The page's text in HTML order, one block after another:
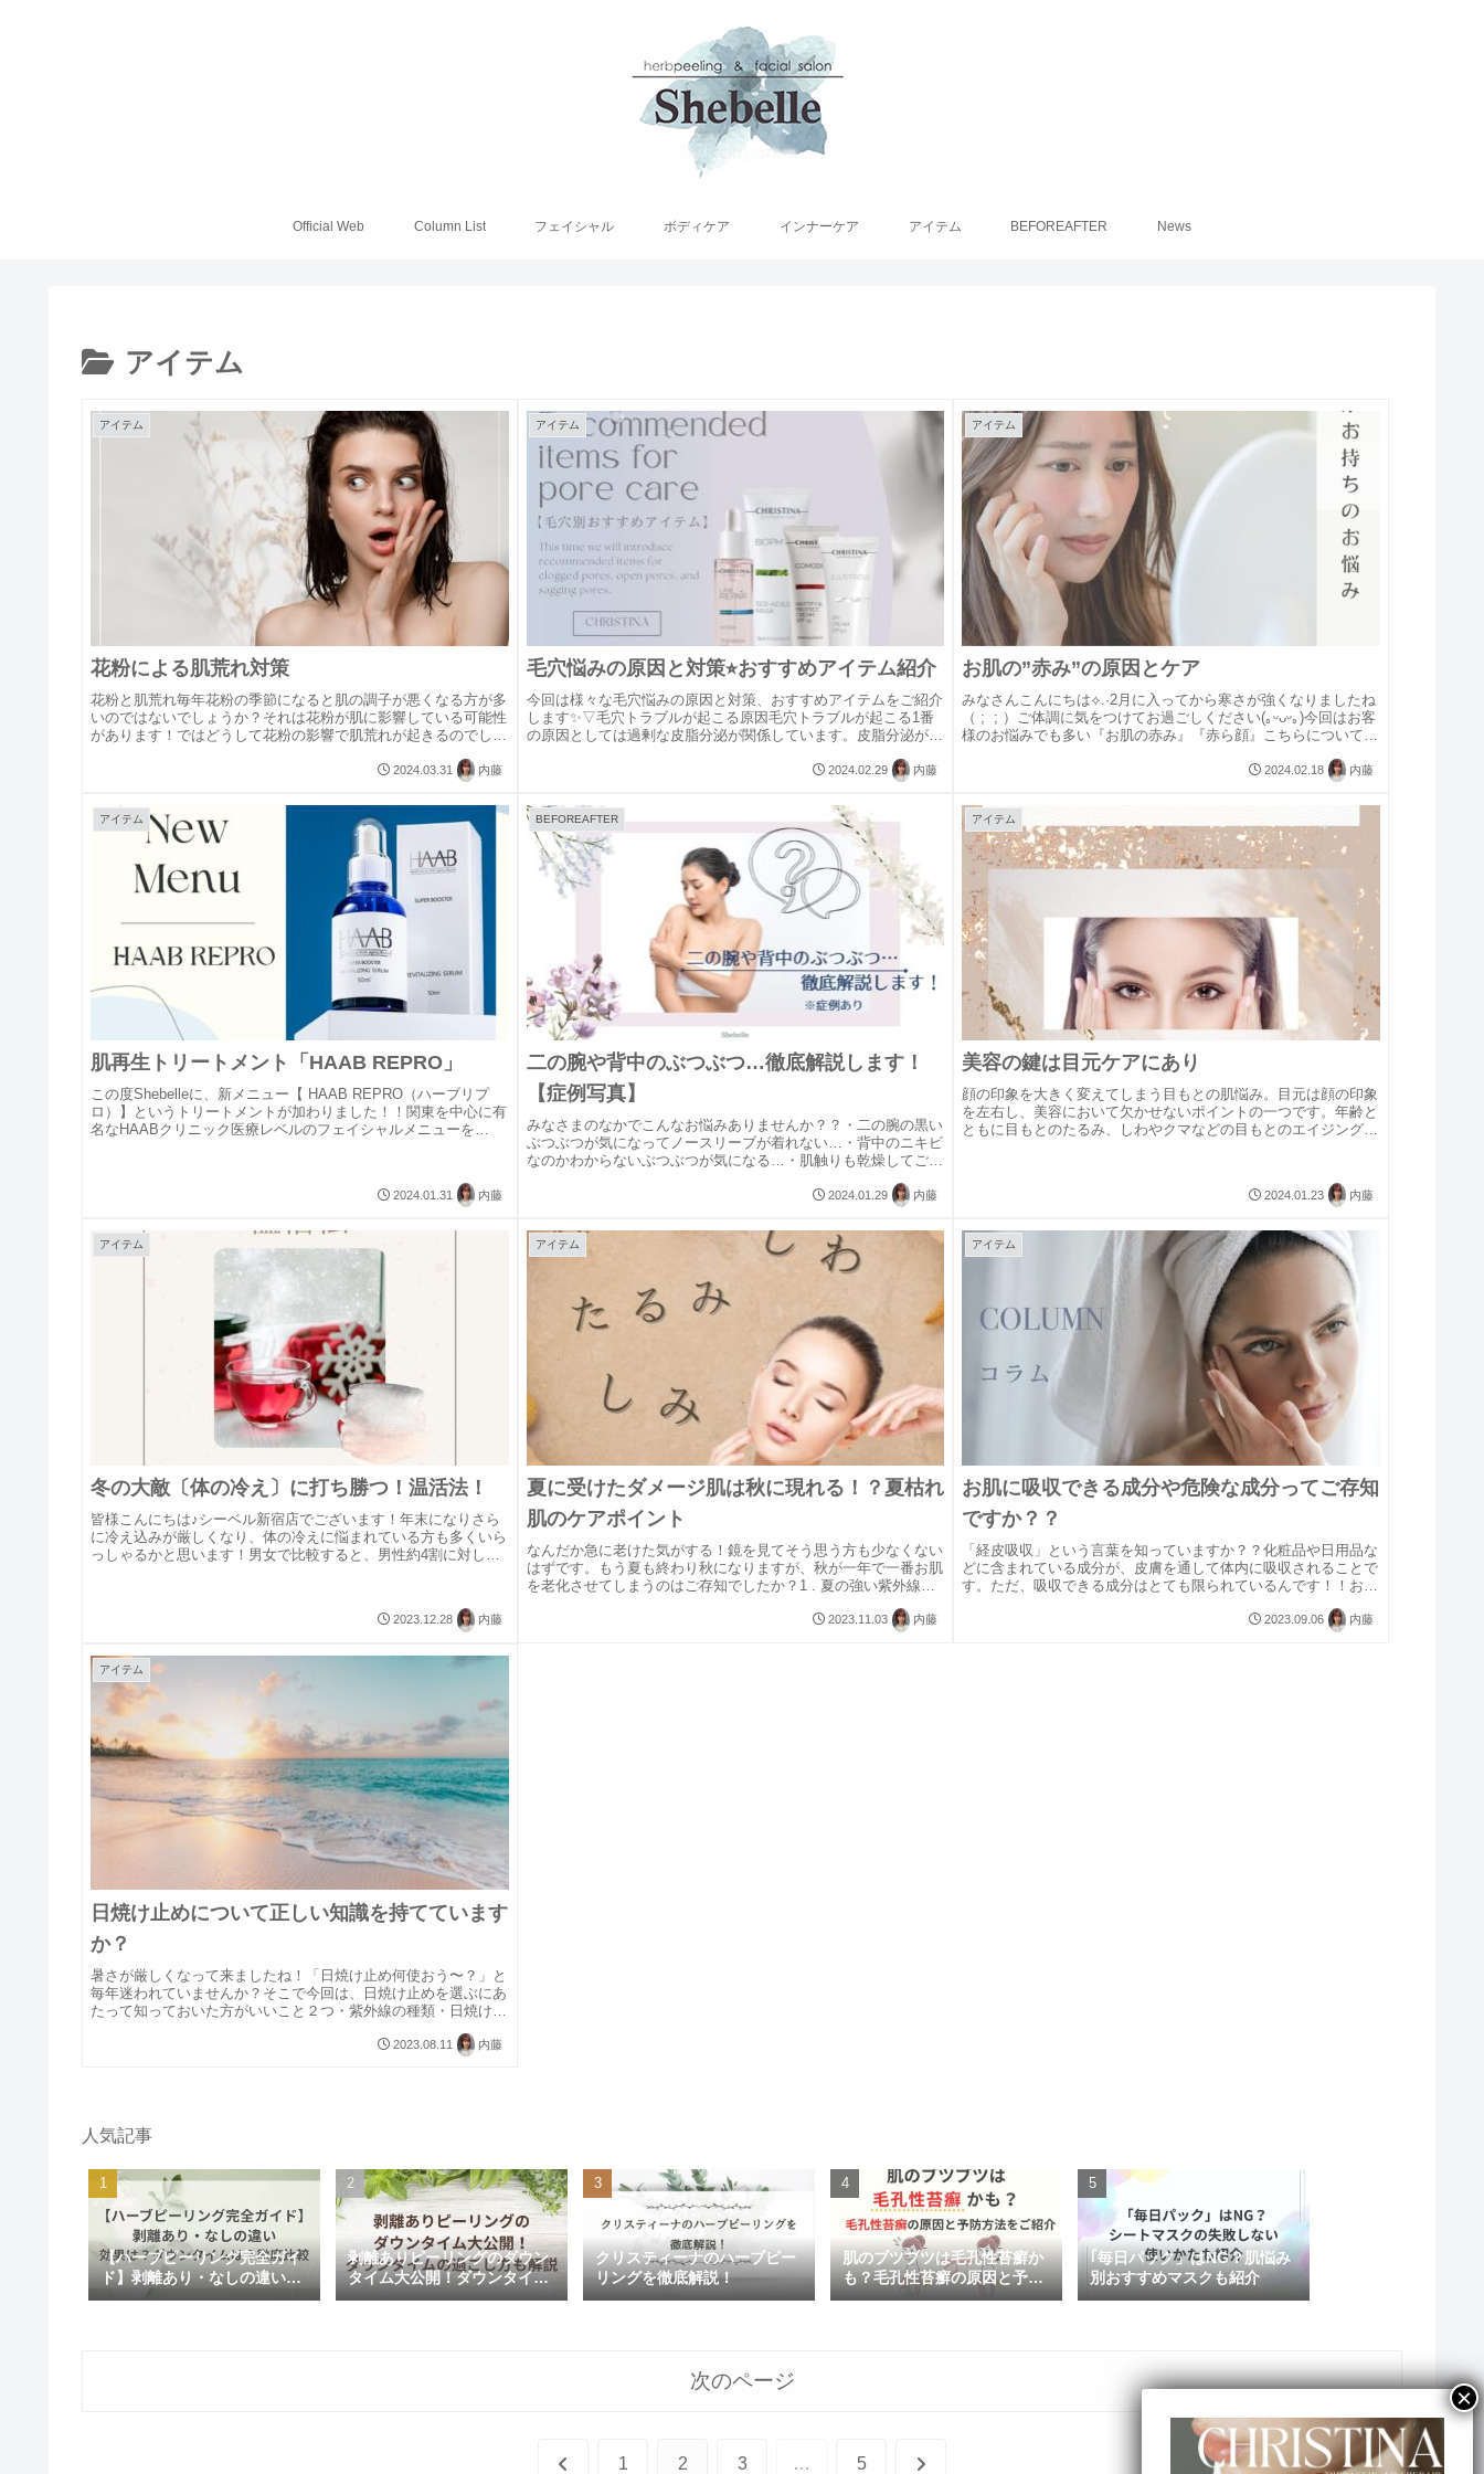
Official Web Column List フェイシャル ボディケア インナーケア アイテム BEFOREAFTER News
アイテム
アイテム
花粉による肌荒れ対策
花粉と肌荒れ毎年花粉の季節になると肌の調子が悪くなる方が多
いのではないでしょうか？それは花粉が肌に影響している可能性
があります！ではどうして花粉の影響で肌荒れが起きるのでしょ
2024.03.31 内藤
アイテム
毛穴悩みの原因と対策⭐︎おすすめアイテム紹介
今回は様々な毛穴悩みの原因と対策、おすすめアイテムをご紹介
します✨▽毛穴トラブルが起こる原因毛穴トラブルが起こる1番
の原因としては過剰な皮脂分泌が関係しています。皮脂分泌が過
2024.02.29 内藤
アイテム
お肌の‪”‬赤み‪”‬の原因とケア
みなさんこんにちは⟡.·2月に入ってから寒さが強くなりましたね
（ ; ; ）ご体調に気をつけてお過ごしください(｡ᵕᴗᵕ｡)今回はお客
様のお悩みでも多い『お肌の赤み』『赤ら顔』こちらについてお
2024.02.18 内藤
アイテム
肌再生トリートメント「HAAB REPRO」
この度Shebelleに、新メニュー【 HAAB REPRO（ハーブリプ
ロ）】というトリートメントが加わりました！！関東を中心に有
名なHAABクリニック医療レベルのフェイシャルメニューを
2024.01.31 内藤
BEFOREAFTER
二の腕や背中のぶつぶつ…徹底解説します！
【症例写真】
みなさまのなかでこんなお悩みありませんか？？・二の腕の黒い
ぶつぶつが気になってノースリーブが着れない…・背中のニキビ
なのかわからないぶつぶつが気になる…・肌触りも乾燥してごわ
2024.01.29 内藤
アイテム
美容の鍵は目元ケアにあり
顔の印象を大きく変えてしまう目もとの肌悩み。目元は顔の印象
を左右し、美容において欠かせないポイントの一つです。年齢と
ともに目もとのたるみ、しわやクマなどの目もとのエイジングサ
2024.01.23 内藤
アイテム
冬の大敵〔体の冷え〕に打ち勝つ！温活法！
皆様こんにちは♪シーベル新宿店でございます！年末になりさら
に冷え込みが厳しくなり、体の冷えに悩まれている方も多くいら
っしゃるかと思います！男女で比較すると、男性約4割に対して
2023.12.28 内藤
アイテム
夏に受けたダメージ肌は秋に現れる！？夏枯れ
肌のケアポイント
なんだか急に老けた気がする！鏡を見てそう思う方も少なくない
はずです。もう夏も終わり秋になりますが、秋が一年で一番お肌
を老化させてしまうのはご存知でしたか？1 . 夏の強い紫外線に
2023.11.03 内藤
アイテム
お肌に吸収できる成分や危険な成分ってご存知
ですか？？
「経皮吸収」という言葉を知っていますか？？化粧品や日用品な
どに含まれている成分が、皮膚を通して体内に吸収されることで
す。ただ、吸収できる成分はとても限られているんです！！お肌
2023.09.06 内藤
アイテム
日焼け止めについて正しい知識を持てています
か？
暑さが厳しくなって来ましたね！「日焼け止め何使おう〜？」と
毎年迷われていませんか？そこで今回は、日焼け止めを選ぶにあ
たって知っておいた方がいいこと２つ・紫外線の種類・日焼け止
2023.08.11 内藤
人気記事
【ハーブピーリング完全ガイ
ド】剥離あり・なしの違い｜
効果は？ダウンタイムは？徹
剥離ありピーリングのダウン
タイム大公開！ダウンタイム
の過ごし方も解説
クリスティーナのハーブピー
リングを徹底解説！
肌のブツブツは毛孔性苔癬か
も？毛孔性苔癬の原因と予防
方法をご紹介
｢毎日パック」はNG？肌悩み
別おすすめマスクも紹介
次のページ
前 1 2 3 … 5 次